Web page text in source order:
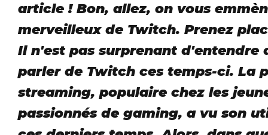
article ! Bon, allez, on vous
merveilleux de Twitch. Prenez
Il n'est pas surprenant d'entendre
parler de Twitch ces temps-ci. La
streaming, populaire chez les
passionnés de gaming, a vu son